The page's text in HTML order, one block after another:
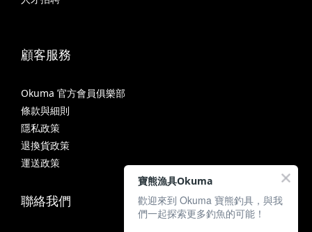
顧客服務
Okuma 官方會員俱樂部
條款與細則
隱私政策
退換貨政策
運送政策
聯絡我們
寶熊漁具Okuma
歡迎來到 Okuma 寶熊釣具，與我
們一起探索更多釣魚的可能！